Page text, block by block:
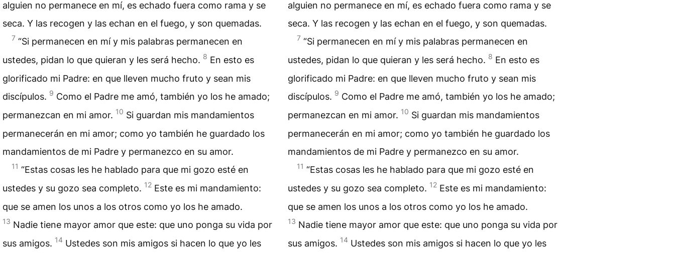
alguien no permanece en mí, es echado fuera como rama y se
seca. Y las recogen y las echan en el fuego, y son quemadas.
7 “Si permanecen en mí y mis palabras permanecen en
ustedes, pidan lo que quieran y les será hecho. 8 En esto es
glorificado mi Padre: en que lleven mucho fruto y sean mis
discípulos. 9 Como el Padre me amó, también yo los he amado;
permanezcan en mi amor. 10 Si guardan mis mandamientos
permanecerán en mi amor; como yo también he guardado los
mandamientos de mi Padre y permanezco en su amor.
11 “Estas cosas les he hablado para que mi gozo esté en
ustedes y su gozo sea completo. 12 Este es mi mandamiento:
que se amen los unos a los otros como yo los he amado.
13 Nadie tiene mayor amor que este: que uno ponga su vida por
sus amigos. 14 Ustedes son mis amigos si hacen lo que yo les
alguien no permanece en mí, es echado fuera como rama y se
seca. Y las recogen y las echan en el fuego, y son quemadas.
7 “Si permanecen en mí y mis palabras permanecen en
ustedes, pidan lo que quieran y les será hecho. 8 En esto es
glorificado mi Padre: en que lleven mucho fruto y sean mis
discípulos. 9 Como el Padre me amó, también yo los he amado;
permanezcan en mi amor. 10 Si guardan mis mandamientos
permanecerán en mi amor; como yo también he guardado los
mandamientos de mi Padre y permanezco en su amor.
11 “Estas cosas les he hablado para que mi gozo esté en
ustedes y su gozo sea completo. 12 Este es mi mandamiento:
que se amen los unos a los otros como yo los he amado.
13 Nadie tiene mayor amor que este: que uno ponga su vida por
sus amigos. 14 Ustedes son mis amigos si hacen lo que yo les